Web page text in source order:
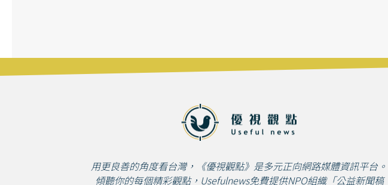
用更良善的角度看台灣，《優視觀點》是多元正向網路媒體資訊平台。
傾聽你的每個精彩觀點，Usefulnews免費提供NPO組織「公益新聞稿